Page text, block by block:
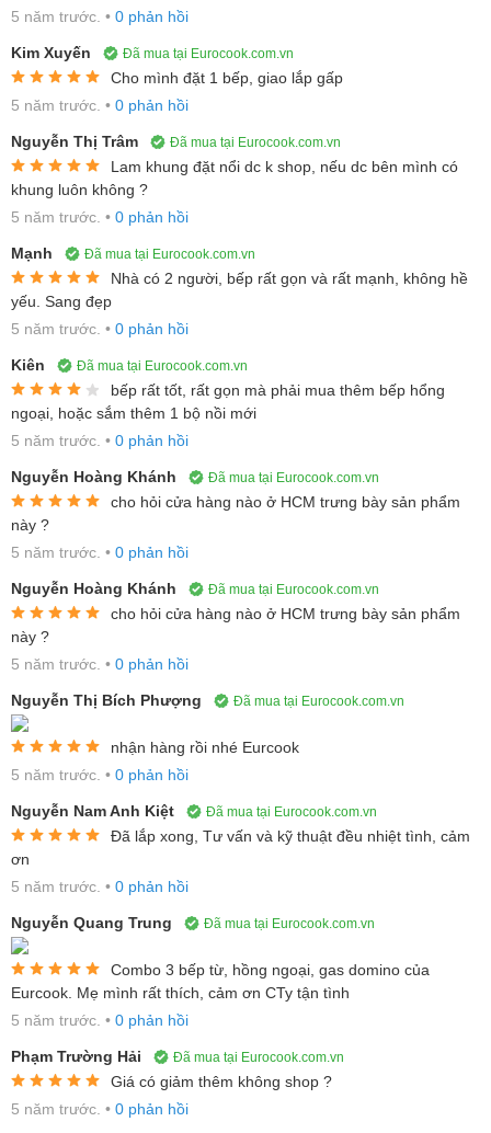
Tăng thêm sức mạnh: Chức năng PowerBoost được cải tiến trong
bếp từ của chúng tôi bổ sung thêm sức mạnh để tăng tốc quá
trình nấu nướng. Ví dụ, giờ đây bạn có thể đun sôi 2 lít nước
nhanh gần gấp ba lần so với bếp nấu bằng sứ thủy tinh thông
Bếp từ Domino Bosch PIB375FB1E, 2 vùng
nấu nhỏ gọn thích hợp với mọi gia đình
Thiết kế ưu việt là ưu điểm nổi bật, tiết
Bếp từ Bosch PIB375FB1E được thiết kế theo hình chữ nhật đứng
với kích thước 57 x 306 x 527 rất gọn gàng. Bosch PIB375FB1E
có 2 cùng nấu được sắp xếp trước sau. Vùng nấu phía trước có
công suất lên đến 2200W lớn hơn vùng bếp phía sau với công
suất tối đa là 1400W. Mặt kính của bếp từ Bosch PIB375FB1E
được cấu tạo từ loại kính gốm đặc biệt “SCHOTT CERAN” cao
cấp. Đây là loại mặt kính chuyên dùng cho các sản phẩm bếp
hiện đại với khả năng chịu nhiệt và chịu lực tốt nhất thế giới. Mặt
bếp có thể chịu được cú sốc nhiệt lên đến 750 độ C và những va
đập mạnh, đảm bảo an toàn. Ngoài ra, mặt kính được làm từ
những nguyên liệu thân thiện với môi trường, dễ dàng lau chùi
làm sạch, đảm bảo an toàn cho sức khỏe của cả gia đình.
Đây là gam màu cơ bản nhưng sạch sẽ và sang trọng, có thể phù
hợp với mọi kiểu thiết kế bếp khác nhau. 2 viền trước và sau của
bếp vát cạnh ôm sát vào mặt đá. Hai cạnh bên được bo viền kim
loại ( thép không gỉ) cực kỳ chắc chắn và khỏe khoắn. Không khó
lý giải khi bếp từ Bosch PIB375FB1E khiến khách hàng ưng ý
ngay từ cái nhìn đầu tiên
5 năm trước. • 0 phản hồi
Kim Xuyến Đã mua tại Eurocook.com.vn
Cho mình đặt 1 bếp, giao lắp gấp
5 năm trước. • 0 phản hồi
Nguyễn Thị Trâm Đã mua tại Eurocook.com.vn
Lam khung đặt nổi dc k shop, nếu dc bên mình có
khung luôn không ?
5 năm trước. • 0 phản hồi
Mạnh Đã mua tại Eurocook.com.vn
Nhà có 2 người, bếp rất gọn và rất mạnh, không hề
yếu. Sang đẹp
5 năm trước. • 0 phản hồi
Kiên Đã mua tại Eurocook.com.vn
bếp rất tốt, rất gọn mà phải mua thêm bếp hổng
ngoại, hoặc sắm thêm 1 bộ nồi mới
5 năm trước. • 0 phản hồi
Nguyễn Hoàng Khánh Đã mua tại Eurocook.com.vn
cho hỏi cửa hàng nào ở HCM trưng bày sản phẩm
này ?
5 năm trước. • 0 phản hồi
Nguyễn Hoàng Khánh Đã mua tại Eurocook.com.vn
cho hỏi cửa hàng nào ở HCM trưng bày sản phẩm
này ?
5 năm trước. • 0 phản hồi
Nguyễn Thị Bích Phượng Đã mua tại Eurocook.com.vn
nhận hàng rồi nhé Eurcook
5 năm trước. • 0 phản hồi
Nguyễn Nam Anh Kiệt Đã mua tại Eurocook.com.vn
Đã lắp xong, Tư vấn và kỹ thuật đều nhiệt tình, cảm
ơn
5 năm trước. • 0 phản hồi
Nguyễn Quang Trung Đã mua tại Eurocook.com.vn
Combo 3 bếp từ, hồng ngoại, gas domino của
Eurcook. Mẹ mình rất thích, cảm ơn CTy tận tình
5 năm trước. • 0 phản hồi
Phạm Trường Hải Đã mua tại Eurocook.com.vn
Giá có giảm thêm không shop ?
5 năm trước. • 0 phản hồi